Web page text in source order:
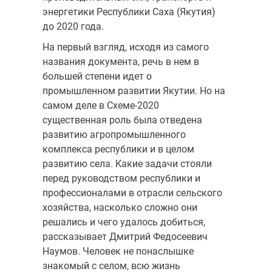
энергетики Республики Саха (Якутия)
до 2020 года.
На первый взгляд, исходя из самого
названия документа, речь в нем в
большей степени идет о
промышленном развитии Якутии. Но на
самом деле в Схеме-2020
существенная роль была отведена
развитию агропромышленного
комплекса республики и в целом
развитию села. Какие задачи стояли
перед руководством республики и
профессионалами в отрасли сельского
хозяйства, насколько сложно они
решались и чего удалось добиться,
рассказывает Дмитрий Федосеевич
Наумов. Человек не понаслышке
знакомый с селом, всю жизнь